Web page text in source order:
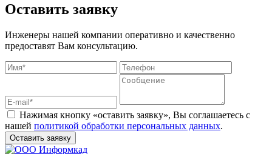
Оставить заявку
Инженеры нашей компании оперативно и качественно
предоставят Вам консультацию.
Нажимая кнопку «оставить заявку», Вы соглашаетесь с
нашей политикой обработки персональных данных.
Оставить заявку